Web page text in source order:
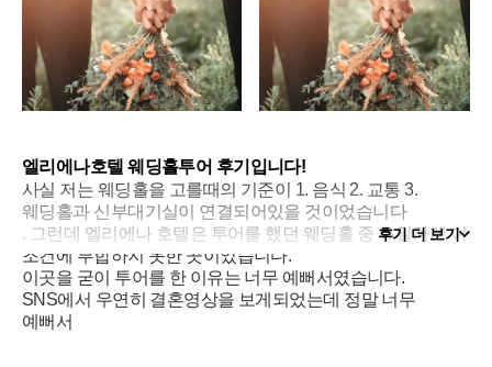
엘리에나호텔 웨딩홀투어 후기입니다!
사실 저는 웨딩홀을 고를때의 기준이 1. 음식 2. 교통 3.
웨딩홀과 신부대기실이 연결되어있을 것이었습니다
. 그런데 엘리에나 호텔은 투어를 했던 웨딩홀 중 유일하게 이
조건에 부합하지 못한 곳이었습니다.
이곳을 굳이 투어를 한 이유는 너무 예뻐서였습니다.
SNS에서 우연히 결혼영상을 보게되었는데 정말 너무
예뻐서
후기 더 보기